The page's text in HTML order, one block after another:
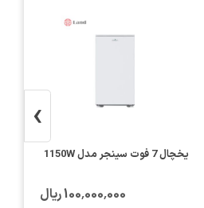
یخچال 7 فوت سینجر مدل 1150W
100٬000٬000 ریال
›